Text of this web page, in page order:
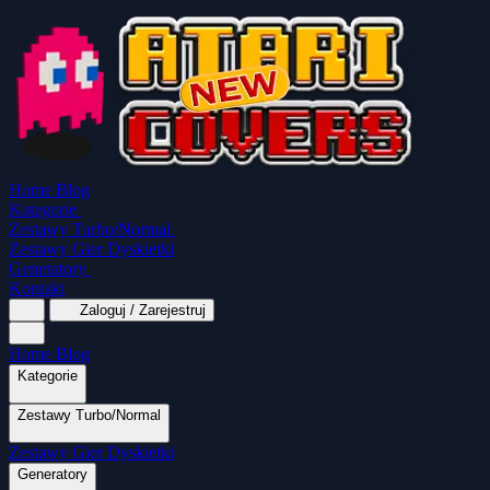
Home Blog
Kategorie
Zestawy Turbo/Normal
Zestawy Gier Dyskietki
Generatory
Kontakt
Zaloguj / Zarejestruj
Home Blog
Kategorie
Wszystkie kategorie
Zestawy Turbo/Normal
MapaSoft Turbo ROM SparkTurbo 2000
Mina Grubcio Normal
Zestawy Gier Dyskietki
Generatory